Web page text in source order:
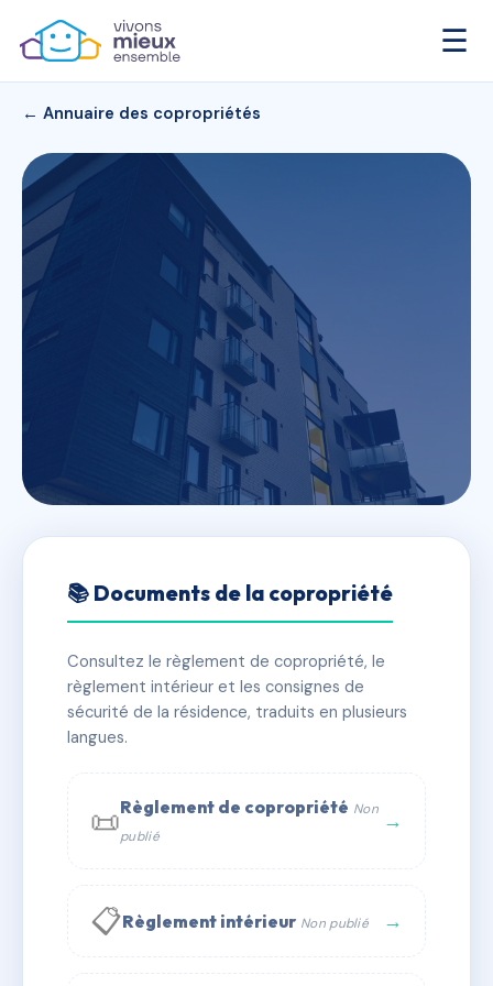
☰
← Annuaire des copropriétés
Le Champ des Oiseaux
✓ Immatriculée 🏠 46 lots 🏗 2 bâtiment(s)
📞 Contacter Syndic Digital
📚 Documents de la copropriété
Consultez le règlement de copropriété, le
règlement intérieur et les consignes de
sécurité de la résidence, traduits en plusieurs
langues.
📜Règlement de copropriété Non
publié
→
📋Règlement intérieur Non publié →